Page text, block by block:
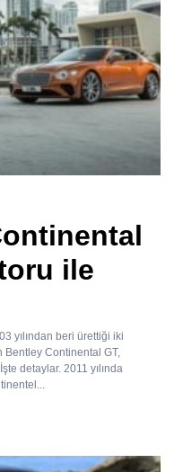
ile
yılından beri ürettiği iki
Bentley Continental GT,
detaylar. 2011 yılında